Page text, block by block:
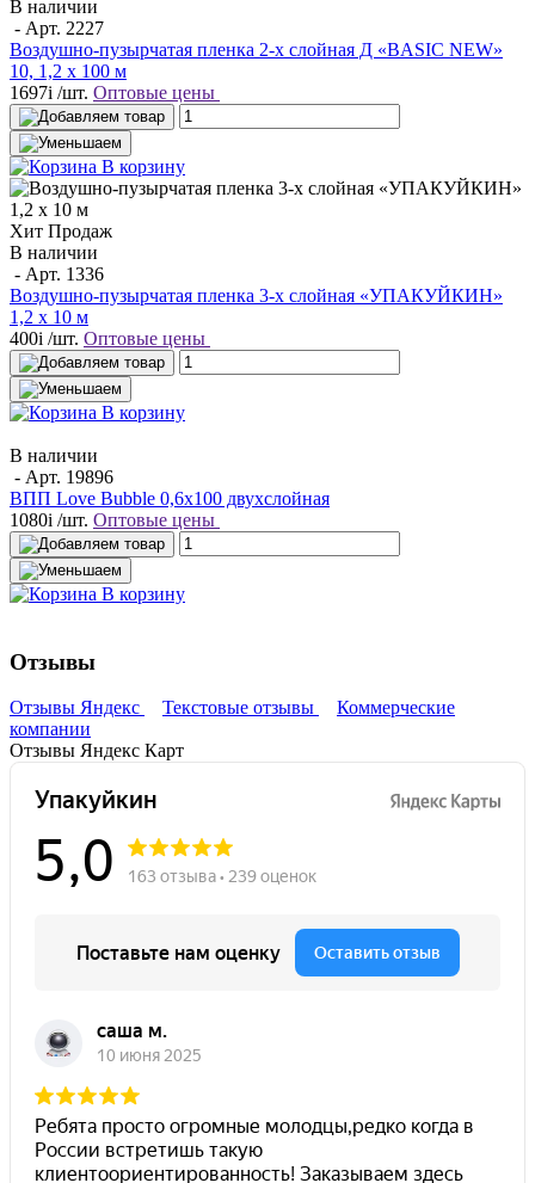
В наличии
- Арт. 2227
Воздушно-пузырчатая пленка 2-х слойная Д «BASIC NEW»
10, 1,2 х 100 м
1697i /шт. Оптовые цены
В корзину
Хит Продаж
В наличии
- Арт. 1336
Воздушно-пузырчатая пленка 3-х слойная «УПАКУЙКИН»
1,2 х 10 м
400i /шт. Оптовые цены
В корзину
В наличии
- Арт. 19896
ВПП Love Bubble 0,6х100 двухслойная
1080i /шт. Оптовые цены
В корзину
Отзывы
Отзывы Яндекс Текстовые отзывы
Коммерческие
компании
Отзывы Яндекс Карт